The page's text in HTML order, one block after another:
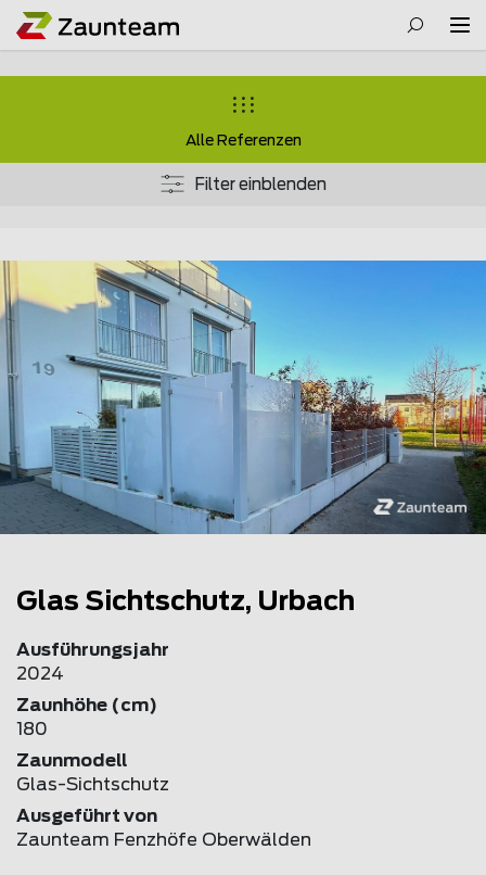
Alle Referenzen
Filter einblenden
Glas Sichtschutz, Urbach
Ausführungsjahr
2024
Zaunhöhe (cm)
180
Zaunmodell
Glas-Sichtschutz
Ausgeführt von
Zaunteam Fenzhöfe Oberwälden